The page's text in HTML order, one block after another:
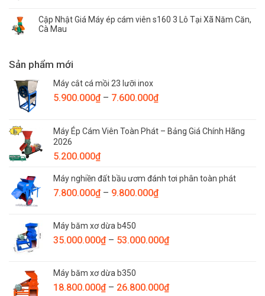
Cập Nhật Giá Máy ép cám viên s160 3 Lô Tại Xã Năm Căn,
Cà Mau
Sản phẩm mới
Máy cắt cá mồi 23 lưỡi inox
5.900.000₫ – 7.600.000₫Khoảng
5.900.000₫
Máy Ép Cám Viên Toàn Phát – Bảng Giá Chính Hãng
2026
5.200.000₫
Máy nghiền đất bầu ươm đánh tơi phân toàn phát
7.800.000₫ – 9.800.000₫Khoảng
đến
Máy băm xơ dừa b450
35.000.000₫ – 53.000.000₫Khoảng
đến
Máy băm xơ dừa b350
18.800.000₫ – 26.800.000₫Khoảng